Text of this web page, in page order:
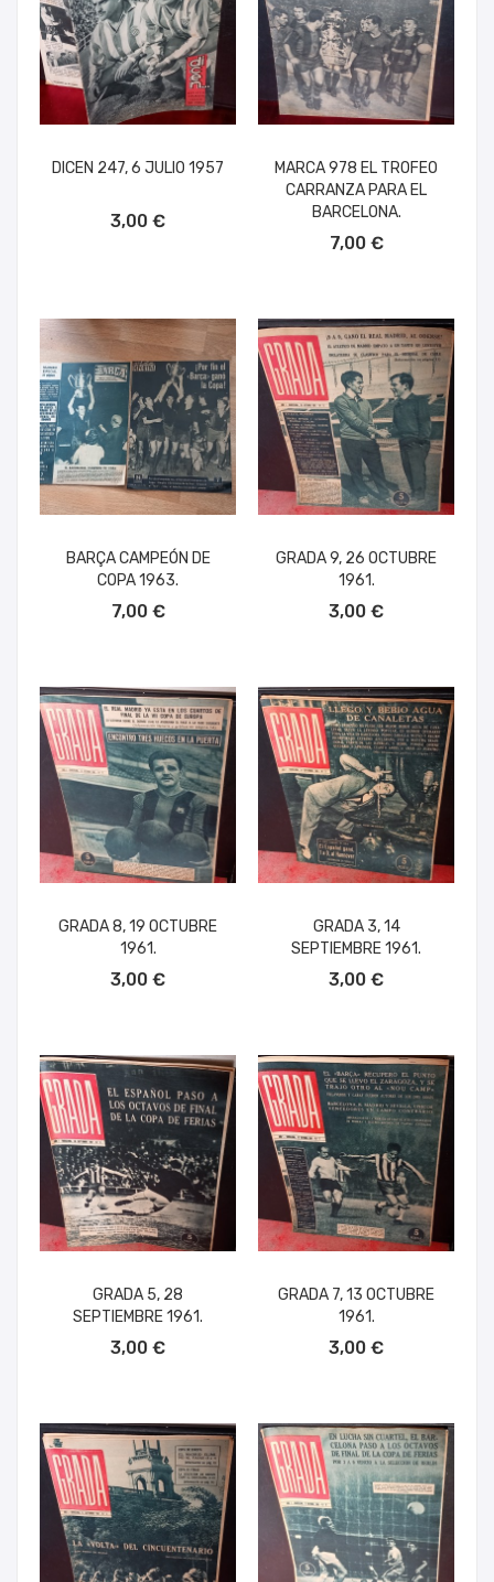
DICEN 247, 6 JULIO 1957
3,00 €
MARCA 978 EL TROFEO
CARRANZA PARA EL
BARCELONA.
7,00 €
BARÇA CAMPEÓN DE
COPA 1963.
7,00 €
GRADA 9, 26 OCTUBRE
1961.
3,00 €
GRADA 8, 19 OCTUBRE
1961.
3,00 €
GRADA 3, 14
SEPTIEMBRE 1961.
3,00 €
GRADA 5, 28
SEPTIEMBRE 1961.
3,00 €
GRADA 7, 13 OCTUBRE
1961.
3,00 €